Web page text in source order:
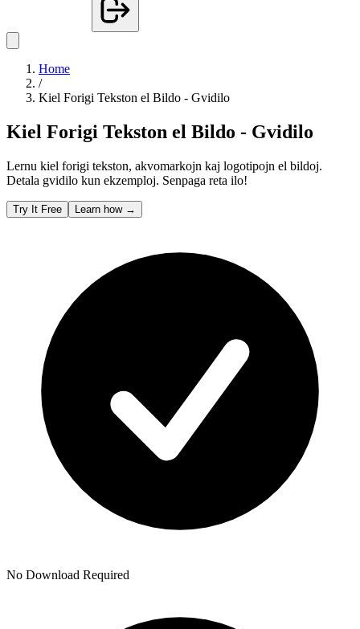
Home
/
Kiel Forigi Tekston el Bildo - Gvidilo
Kiel Forigi Tekston el Bildo - Gvidilo
Lernu kiel forigi tekston, akvomarkojn kaj logotipojn el bildoj.
Detala gvidilo kun ekzemploj. Senpaga reta ilo!
Try It Free Learn how →
No Download Required